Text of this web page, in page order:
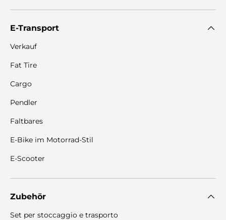
E-Transport
Verkauf
Fat Tire
Cargo
Pendler
Faltbares
E-Bike im Motorrad-Stil
E-Scooter
Zubehör
Set per stoccaggio e trasporto